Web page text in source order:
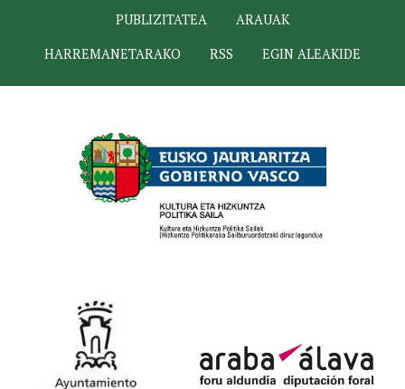
PUBLIZITATEA
ARAUAK
HARREMANETARAKO
RSS EGIN ALEAKIDE